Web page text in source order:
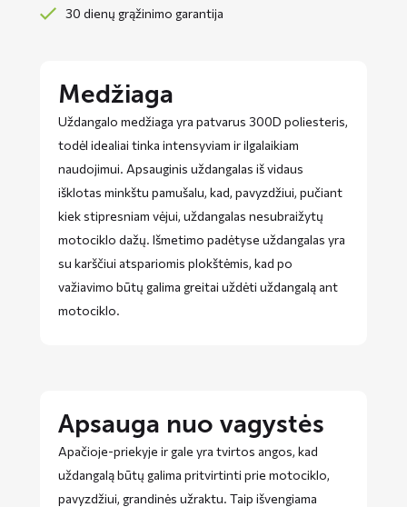
30 dienų grąžinimo garantija
Medžiaga
Uždangalo medžiaga yra patvarus 300D poliesteris,
todėl idealiai tinka intensyviam ir ilgalaikiam
naudojimui. Apsauginis uždangalas iš vidaus
išklotas minkštu pamušalu, kad, pavyzdžiui, pučiant
kiek stipresniam vėjui, uždangalas nesubraižytų
motociklo dažų. Išmetimo padėtyse uždangalas yra
su karščiui atspariomis plokštėmis, kad po
važiavimo būtų galima greitai uždėti uždangalą ant
motociklo.
Apsauga nuo vagystės
Apačioje-priekyje ir gale yra tvirtos angos, kad
uždangalą būtų galima pritvirtinti prie motociklo,
pavyzdžiui, grandinės užraktu. Taip išvengiama